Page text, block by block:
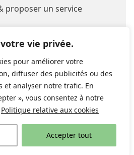
vie privée.
pour améliorer votre
diffuser des publicités ou des
et analyser notre trafic. En
», vous consentez à notre
Politique relative aux cookies
Accepter tout
proposer un service
A propos
Contact
FAQ
Politique de confidentialité
stimul.ch